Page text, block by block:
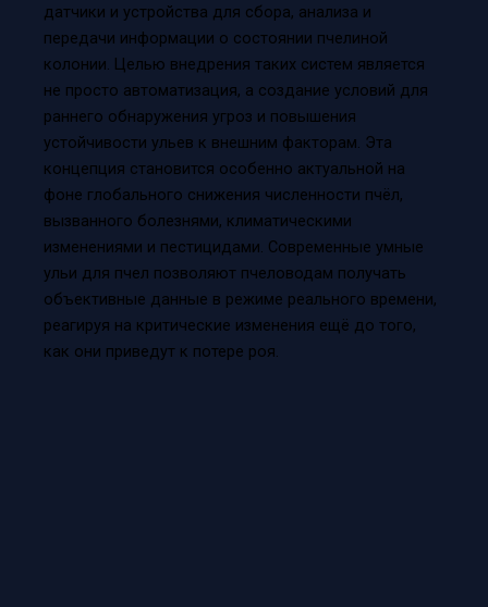
датчики и устройства для сбора, анализа и
передачи информации о состоянии пчелиной
колонии. Целью внедрения таких систем является
не просто автоматизация, а создание условий для
раннего обнаружения угроз и повышения
устойчивости ульев к внешним факторам. Эта
концепция становится особенно актуальной на
фоне глобального снижения численности пчёл,
вызванного болезнями, климатическими
изменениями и пестицидами. Современные умные
ульи для пчел позволяют пчеловодам получать
объективные данные в режиме реального времени,
реагируя на критические изменения ещё до того,
как они приведут к потере роя.